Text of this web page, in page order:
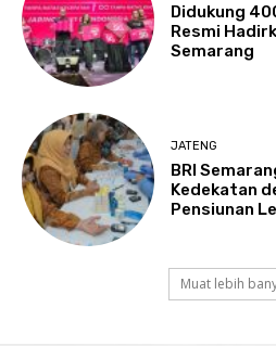
Didukung
Resmi
Semarang
JATENG
BRI
Kedekatan
Pensiunan
Muat lebih